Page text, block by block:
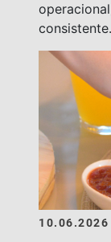
10.06.2026